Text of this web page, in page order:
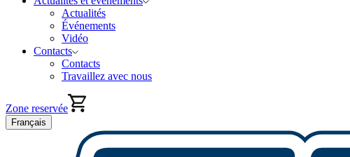
Actualités
Événements
Vidéo
Contacts
Contacts
Travaillez avec nous
Zone reservée
Français